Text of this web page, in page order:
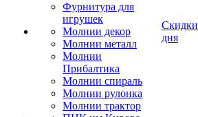
Фурнитура для
игрушек
Молнии декор
Молнии металл
Молнии
Прибалтика
Молнии спираль
Молнии рулонка
Молнии трактор
Скидки
дня